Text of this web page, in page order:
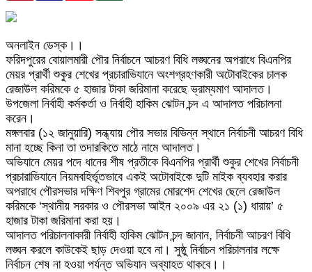
অনলাইন ডেস্ক।।
ফরিদপুরের বোয়ালমারী পৌর নির্বাচনে আচরণ বিধি লঙ্ঘনের অপরাধে বিএনপির
মেয়র প্রার্থী শুকুর শেখের প্রচারাভিযানে অংশগ্রহণকারী অটোবাইকের চালক
রেজাউল করিমকে ৫ হাজার টাকা জরিমানা করেছে ভ্রাম্যমাণ আদালত।
উপজেলা নির্বাহী কর্মকর্তা ও নির্বাহী হাকিম ঝোটন চন্দ এ আদালত পরিচালনা
করেন।
মঙ্গলবার (১২ জানুয়ারি) সন্ধ্যায় পৌর সভার বিভিন্ন স্থানে নির্বাচনী আচরণ বিধি
মানা হচ্ছে কিনা তা তদারকিতে মাঠে নামে আদালত।
অভিযানে মেয়র পদে ধানের শীষ প্রতীকে বিএনপির প্রার্থী শুকুর শেখের নির্বাচনী
প্রচারাভিযানে নিয়মবহির্ভূতভাবে একই অটোবাইকে দুটি মাইক ব্যবহার করার
অপরাধে পৌরসভার দক্ষিণ শিবপুর গ্রামের মোরশেদ শেখের ছেলে রেজাউল
করিমকে ‘স্থানীয় সরকার ও পৌরসভা আইন ২০০৯ এর ২১ (১) ধারায়’ ৫
হাজার টাকা জরিমানা করা হয়।
আদালত পরিচালনাকারী নির্বাহী হাকিম ঝোটন চন্দ জানান, নির্বাচনী আচরণ বিধি
লঙ্ঘন করলে কাউকেই ছাড় দেওয়া হবে না। সুষ্ঠু নির্বাচন পরিচালনার লক্ষে
নির্বাচন শেষ না হওয়া পর্যন্ত অভিযান অব্যাহত থাকবে।।